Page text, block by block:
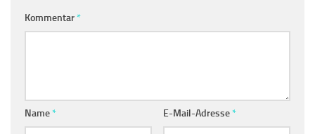
Kommentar*
Name* E-Mail-Adresse*